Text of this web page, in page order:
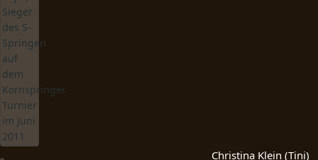
Christina Klein (Tini)